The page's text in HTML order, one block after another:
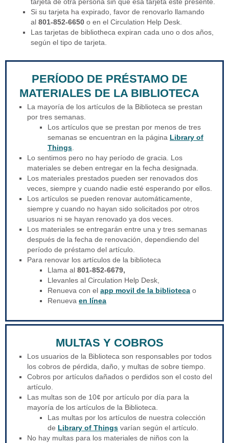
Si su tarjeta ha expirado, favor de renovarlo llamando
al 801-852-6650 o en el Circulation Help Desk.
Las tarjetas de bibliotheca expiran cada uno o dos años,
según el tipo de tarjeta.
PERÍODO DE PRÉSTAMO DE
MATERIALES DE LA BIBLIOTECA
La mayoría de los artículos de la Biblioteca se prestan
por tres semanas.
Los artículos que se prestan por menos de tres
semanas se encuentran en la página Library of
Things
Lo sentimos pero no hay período de gracia. Los
materiales se deben entregar en la fecha designada.
Los materiales prestados pueden ser renovados dos
veces, siempre y cuando nadie esté esperando por ellos.
Los artículos se pueden renovar automáticamente,
siempre y cuando no hayan sido solicitados por otros
usuarios ni se hayan renovado ya dos veces.
Los materiales se entregarán entre una y tres semanas
después de la fecha de renovación, dependiendo del
período de préstamo del artículo.
Para renovar los artículos de la biblioteca
Llama al 801-852-6679,
Llevanles al Circulation Help Desk,
Renueva con el app movil de la biblioteca o
Renueva en línea
MULTAS Y COBROS
Los usuarios de la Biblioteca son responsables por todos
los cobros de pérdida, daño, y multas de sobre tiempo.
Cobros por artículos dañados o perdidos son el costo del
artículo.
Las multas son de 10¢ por artículo por día para la
mayoría de los artículos de la Biblioteca.
Las multas por los artículos de nuestra colección
de Library of Things varían según el artículo.
No hay multas para los materiales de niños con la